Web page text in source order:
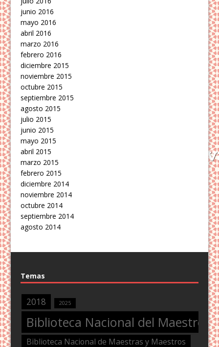
junio 2016
mayo 2016
abril 2016
marzo 2016
febrero 2016
diciembre 2015
noviembre 2015
octubre 2015
septiembre 2015
agosto 2015
julio 2015
junio 2015
mayo 2015
abril 2015
marzo 2015
febrero 2015
diciembre 2014
noviembre 2014
octubre 2014
septiembre 2014
agosto 2014
Temas
2018 2025
Biblioteca Nacional del Maestro
Biblioteca Nacional de Maestras y Maestros